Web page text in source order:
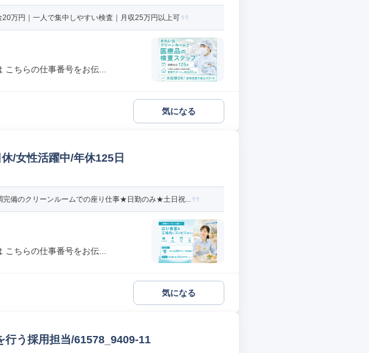
万円｜一人で集中しやすい検査｜月収25万円以上可
ちらの仕事番号をお伝...
気になる
/女性活躍中/年休125日
完備のクリーンルームでの座り仕事★日勤のみ★土日祝...
ちらの仕事番号をお伝...
気になる
う採用担当/61578_9409-11